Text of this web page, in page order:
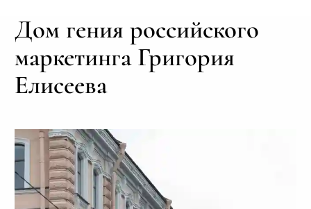
Дом гения российского
маркетинга Григория
Елисеева